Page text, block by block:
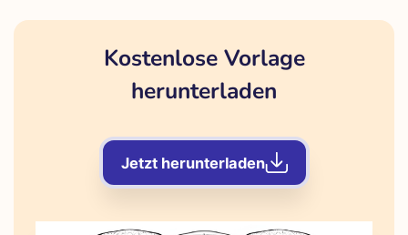
Kostenlose Vorlage
herunterladen
Jetzt herunterladen